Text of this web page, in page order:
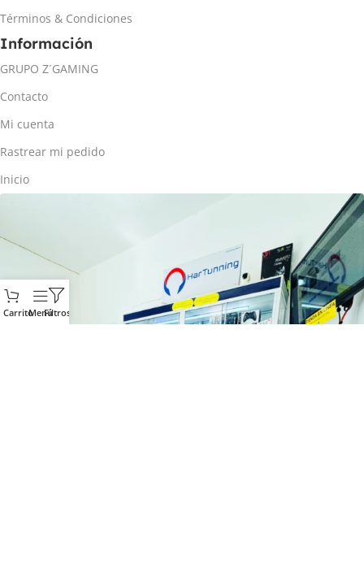
Términos & Condiciones
Información
GRUPO Z´GAMING
Contacto
Mi cuenta
Rastrear mi pedido
Inicio
CarritoMenúFiltros